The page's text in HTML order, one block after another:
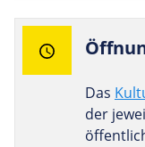
Das
der